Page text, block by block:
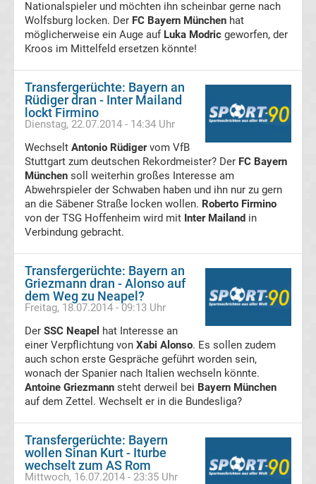
Fußballklubs
Serie
Coppa
Italia
Siegerliste
Serie
A
Meister
Serie
A
Ergebnisse
Serie
A
Tabelle
Nationalspieler und möchten ihn scheinbar gerne nach
Wolfsburg locken. Der FC Bayern München hat
möglicherweise ein Auge auf Luka Modric geworfen, der
Kroos im Mittelfeld ersetzen könnte!
Transfergerüchte: Bayern an
Rüdiger dran - Inter Mailand
lockt Firmino
Dienstag, 22.07.2014 - 14:34 Uhr
Wechselt Antonio Rüdigervom VfB
Stuttgart zum deutschen Rekordmeister? Der FC Bayern
München soll weiterhin großes Interesse am
Abwehrspieler der Schwaben haben und ihn nur zu gern
an die Säbener Straße locken wollen. Roberto Firmino
von der TSG Hoffenheim wird mit Inter Mailand in
Verbindung gebracht.
Transfergerüchte: Bayern an
Griezmann dran - Alonso auf
dem Weg zu Neapel?
Freitag, 18.07.2014 - 09:13 Uhr
Der SSC Neapel hat Interesse an
einer Verpflichtung von Xabi Alonso. Es sollen zudem
auch schon erste Gespräche geführt worden sein,
wonach der Spanier nach Italien wechseln könnte.
Antoine Griezmann steht derweil bei Bayern München
auf dem Zettel. Wechselt er in die Bundesliga?
Transfergerüchte: Bayern
wollen Sinan Kurt - Iturbe
wechselt zum AS Rom
Mittwoch, 16.07.2014 - 23:35 Uhr